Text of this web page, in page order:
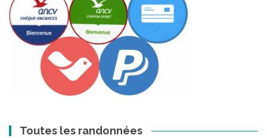
Toutes les randonnées